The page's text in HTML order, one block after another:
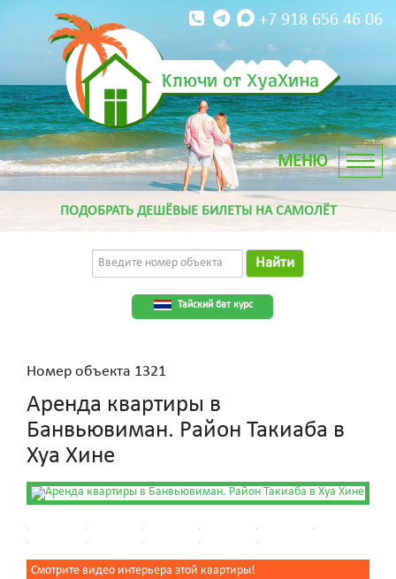
Ключи от ХуаХина
+7 918 656 46 06
ПОДОБРАТЬ ДЕШЁВЫЕ БИЛЕТЫ НА САМОЛЁТ
Найти
Тайский бат курс
Номер объекта 1321
Аренда квартиры в
Банвьювиман. Район Такиаба в
Хуа Хине
Смотрите видео интерьера этой квартиры!